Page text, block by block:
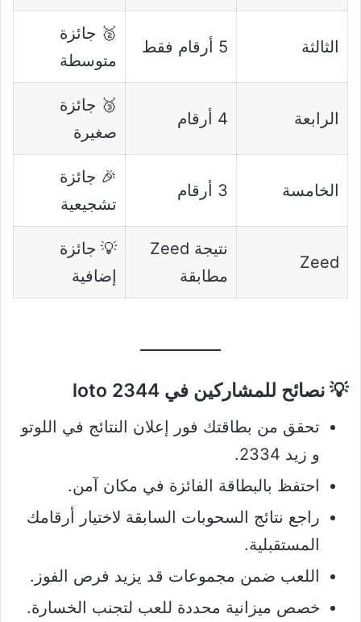
الثالثة 5 أرقام فقط
🥈 جائزة
متوسطة
الرابعة 4 أرقام
🥉 جائزة
صغيرة
الخامسة 3 أرقام
🎉 جائزة
تشجيعية
Zeed
نتيجة Zeed
مطابقة
💡 جائزة
إضافية
💡 نصائح للمشاركين في loto 2344
تحقق من بطاقتك فور إعلان النتائج في اللوتو
و زيد 2334.
احتفظ بالبطاقة الفائزة في مكان آمن.
راجع نتائج السحوبات السابقة لاختيار أرقامك
المستقبلية.
اللعب ضمن مجموعات قد يزيد فرص الفوز.
خصص ميزانية محددة للعب لتجنب الخسارة.